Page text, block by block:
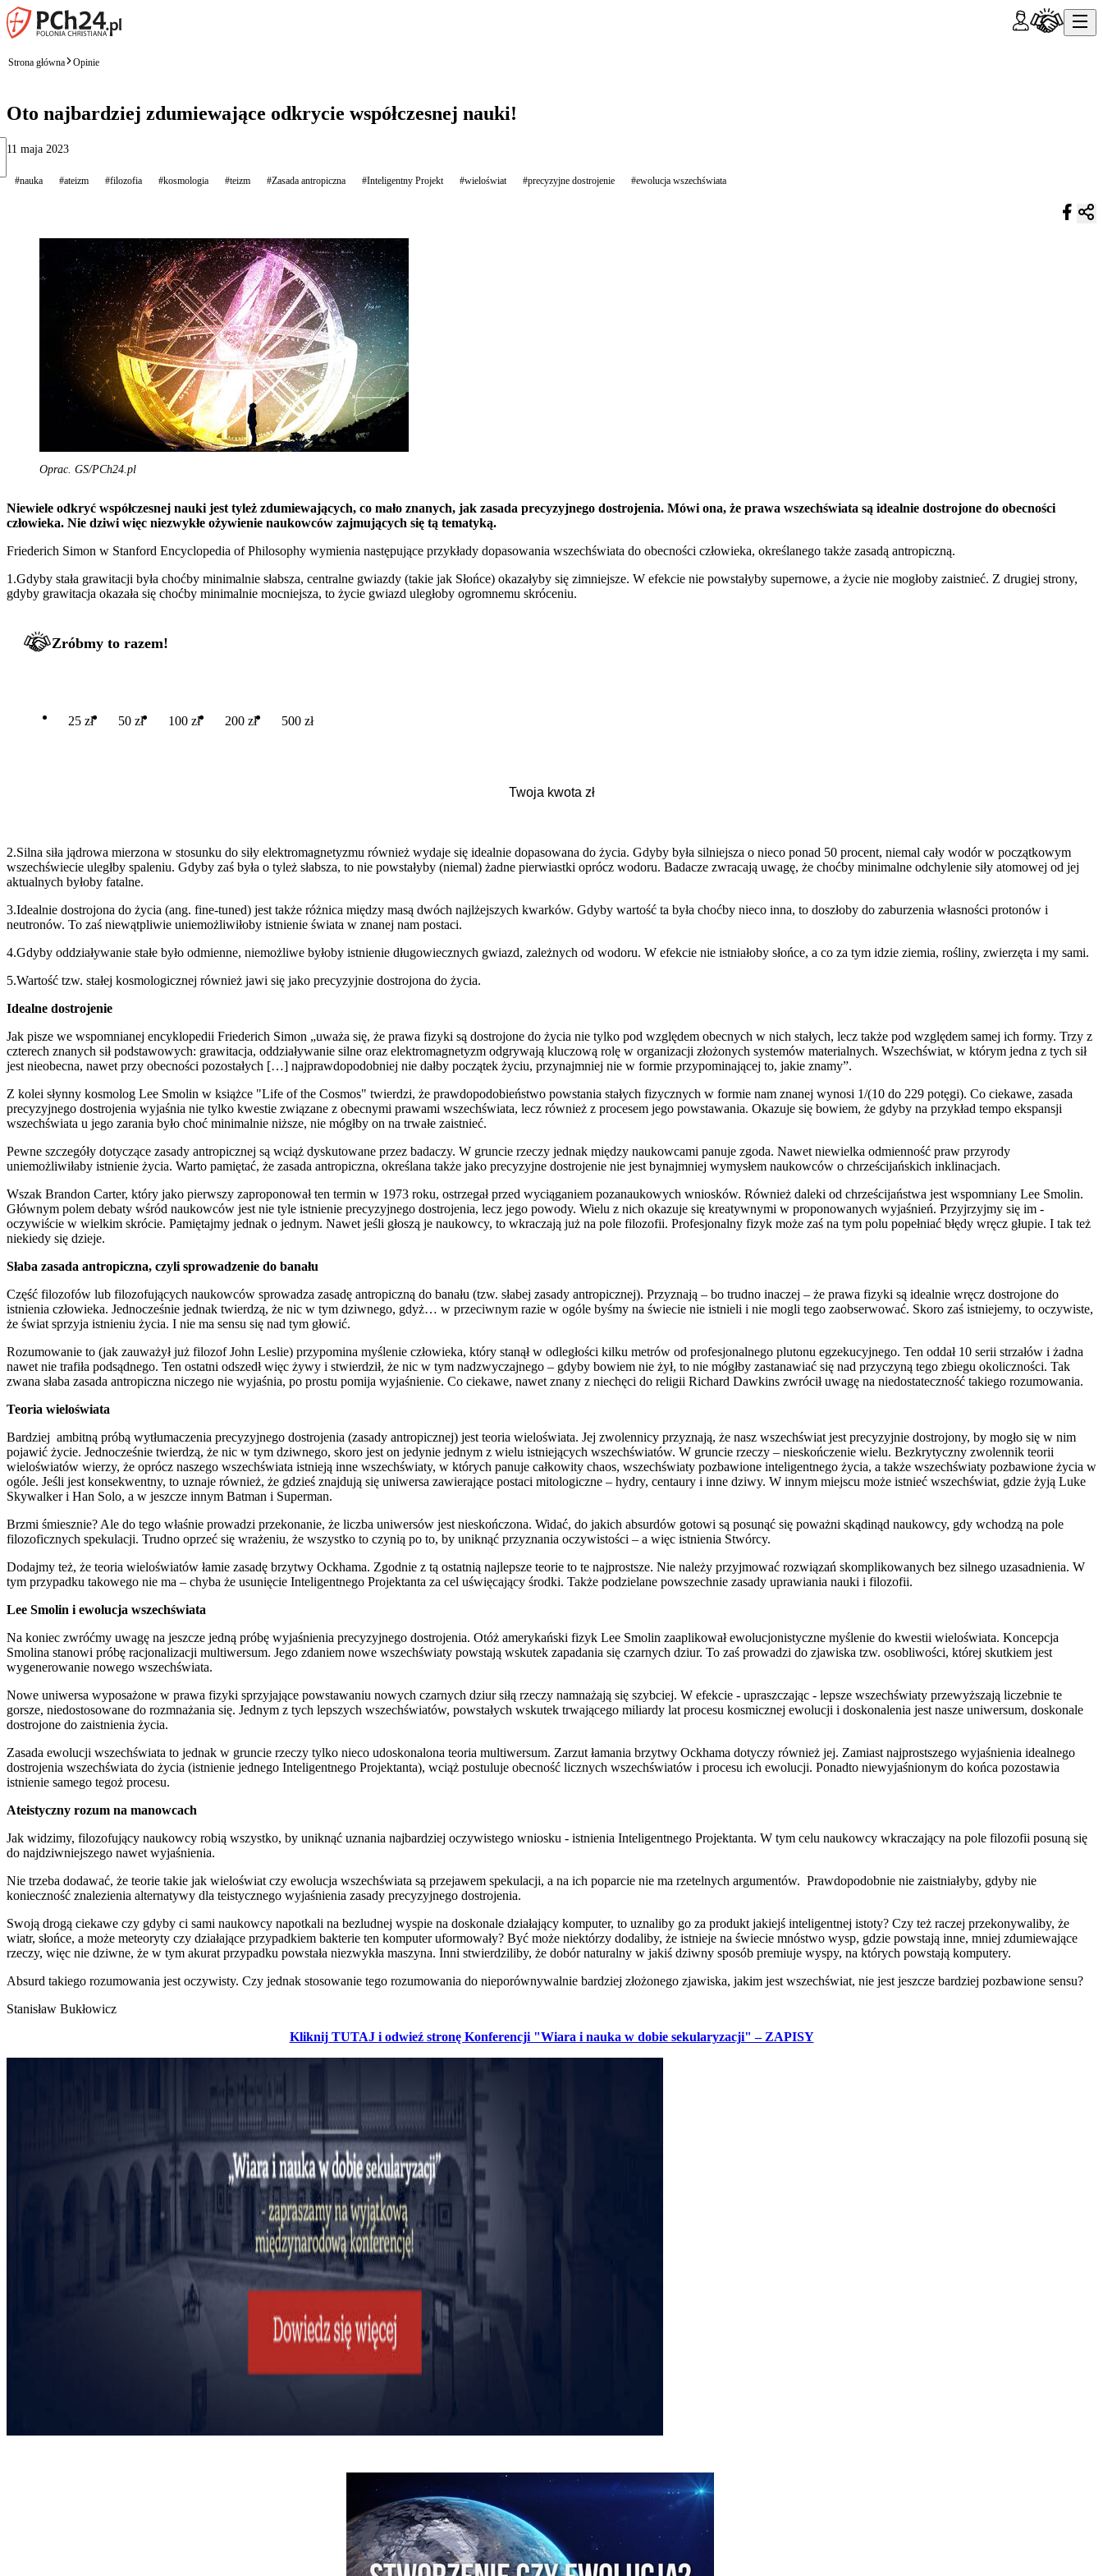
Strona główna Opinie
Oto najbardziej zdumiewające odkrycie współczesnej nauki!
11 maja 2023
#nauka #ateizm #filozofia #kosmologia #teizm #Zasada antropiczna #Inteligentny Projekt #wieloświat #precyzyjne dostrojenie #ewolucja wszechświata
Oprac. GS/PCh24.pl
Niewiele odkryć współczesnej nauki jest tyleż zdumiewających, co mało znanych, jak zasada precyzyjnego dostrojenia. Mówi ona, że prawa wszechświata są idealnie dostrojone do obecności
człowieka. Nie dziwi więc niezwykłe ożywienie naukowców zajmujących się tą tematyką.
Friederich Simon w Stanford Encyclopedia of Philosophy wymienia następujące przykłady dopasowania wszechświata do obecności człowieka, określanego także zasadą antropiczną.
1.Gdyby stała grawitacji była choćby minimalnie słabsza, centralne gwiazdy (takie jak Słońce) okazałyby się zimniejsze. W efekcie nie powstałyby supernowe, a życie nie mogłoby zaistnieć. Z drugiej strony,
gdyby grawitacja okazała się choćby minimalnie mocniejsza, to życie gwiazd uległoby ogromnemu skróceniu.
Zróbmy to razem!
25 zł 50 zł 100 zł 200 zł 500 zł
2.Silna siła jądrowa mierzona w stosunku do siły elektromagnetyzmu również wydaje się idealnie dopasowana do życia. Gdyby była silniejsza o nieco ponad 50 procent, niemal cały wodór w początkowym
wszechświecie uległby spaleniu. Gdyby zaś była o tyleż słabsza, to nie powstałyby (niemal) żadne pierwiastki oprócz wodoru. Badacze zwracają uwagę, że choćby minimalne odchylenie siły atomowej od jej
aktualnych byłoby fatalne.
3.Idealnie dostrojona do życia (ang. fine-tuned) jest także różnica między masą dwóch najlżejszych kwarków. Gdyby wartość ta była choćby nieco inna, to doszłoby do zaburzenia własności protonów i
neutronów. To zaś niewątpliwie uniemożliwiłoby istnienie świata w znanej nam postaci.
4.Gdyby oddziaływanie stałe było odmienne, niemożliwe byłoby istnienie długowiecznych gwiazd, zależnych od wodoru. W efekcie nie istniałoby słońce, a co za tym idzie ziemia, rośliny, zwierzęta i my sami.
5.Wartość tzw. stałej kosmologicznej również jawi się jako precyzyjnie dostrojona do życia.
Idealne dostrojenie
Jak pisze we wspomnianej encyklopedii Friederich Simon „uważa się, że prawa fizyki są dostrojone do życia nie tylko pod względem obecnych w nich stałych, lecz także pod względem samej ich formy. Trzy z
czterech znanych sił podstawowych: grawitacja, oddziaływanie silne oraz elektromagnetyzm odgrywają kluczową rolę w organizacji złożonych systemów materialnych. Wszechświat, w którym jedna z tych sił
jest nieobecna, nawet przy obecności pozostałych […] najprawdopodobniej nie dałby początek życiu, przynajmniej nie w formie przypominającej to, jakie znamy”.
Z kolei słynny kosmolog Lee Smolin w książce "Life of the Cosmos" twierdzi, że prawdopodobieństwo powstania stałych fizycznych w formie nam znanej wynosi 1/(10 do 229 potęgi). Co ciekawe, zasada
precyzyjnego dostrojenia wyjaśnia nie tylko kwestie związane z obecnymi prawami wszechświata, lecz również z procesem jego powstawania. Okazuje się bowiem, że gdyby na przykład tempo ekspansji
wszechświata u jego zarania było choć minimalnie niższe, nie mógłby on na trwałe zaistnieć.
Pewne szczegóły dotyczące zasady antropicznej są wciąż dyskutowane przez badaczy. W gruncie rzeczy jednak między naukowcami panuje zgoda. Nawet niewielka odmienność praw przyrody
uniemożliwiłaby istnienie życia. Warto pamiętać, że zasada antropiczna, określana także jako precyzyjne dostrojenie nie jest bynajmniej wymysłem naukowców o chrześcijańskich inklinacjach.
Wszak Brandon Carter, który jako pierwszy zaproponował ten termin w 1973 roku, ostrzegał przed wyciąganiem pozanaukowych wniosków. Również daleki od chrześcijaństwa jest wspomniany Lee Smolin.
Głównym polem debaty wśród naukowców jest nie tyle istnienie precyzyjnego dostrojenia, lecz jego powody. Wielu z nich okazuje się kreatywnymi w proponowanych wyjaśnień. Przyjrzyjmy się im -
oczywiście w wielkim skrócie. Pamiętajmy jednak o jednym. Nawet jeśli głoszą je naukowcy, to wkraczają już na pole filozofii. Profesjonalny fizyk może zaś na tym polu popełniać błędy wręcz głupie. I tak też
niekiedy się dzieje.
Słaba zasada antropiczna, czyli sprowadzenie do banału
Część filozofów lub filozofujących naukowców sprowadza zasadę antropiczną do banału (tzw. słabej zasady antropicznej). Przyznają – bo trudno inaczej – że prawa fizyki są idealnie wręcz dostrojone do
istnienia człowieka. Jednocześnie jednak twierdzą, że nic w tym dziwnego, gdyż… w przeciwnym razie w ogóle byśmy na świecie nie istnieli i nie mogli tego zaobserwować. Skoro zaś istniejemy, to oczywiste,
że świat sprzyja istnieniu życia. I nie ma sensu się nad tym głowić.
Rozumowanie to (jak zauważył już filozof John Leslie) przypomina myślenie człowieka, który stanął w odległości kilku metrów od profesjonalnego plutonu egzekucyjnego. Ten oddał 10 serii strzałów i żadna
nawet nie trafiła podsądnego. Ten ostatni odszedł więc żywy i stwierdził, że nic w tym nadzwyczajnego – gdyby bowiem nie żył, to nie mógłby zastanawiać się nad przyczyną tego zbiegu okoliczności. Tak
zwana słaba zasada antropiczna niczego nie wyjaśnia, po prostu pomija wyjaśnienie. Co ciekawe, nawet znany z niechęci do religii Richard Dawkins zwrócił uwagę na niedostateczność takiego rozumowania.
Teoria wieloświata
Bardziej ambitną próbą wytłumaczenia precyzyjnego dostrojenia (zasady antropicznej) jest teoria wieloświata. Jej zwolennicy przyznają, że nasz wszechświat jest precyzyjnie dostrojony, by mogło się w nim
pojawić życie. Jednocześnie twierdzą, że nic w tym dziwnego, skoro jest on jedynie jednym z wielu istniejących wszechświatów. W gruncie rzeczy – nieskończenie wielu. Bezkrytyczny zwolennik teorii
wieloświatów wierzy, że oprócz naszego wszechświata istnieją inne wszechświaty, w których panuje całkowity chaos, wszechświaty pozbawione inteligentnego życia, a także wszechświaty pozbawione życia w
ogóle. Jeśli jest konsekwentny, to uznaje również, że gdzieś znajdują się uniwersa zawierające postaci mitologiczne – hydry, centaury i inne dziwy. W innym miejscu może istnieć wszechświat, gdzie żyją Luke
Skywalker i Han Solo, a w jeszcze innym Batman i Superman.
Brzmi śmiesznie? Ale do tego właśnie prowadzi przekonanie, że liczba uniwersów jest nieskończona. Widać, do jakich absurdów gotowi są posunąć się poważni skądinąd naukowcy, gdy wchodzą na pole
filozoficznych spekulacji. Trudno oprzeć się wrażeniu, że wszystko to czynią po to, by uniknąć przyznania oczywistości – a więc istnienia Stwórcy.
Dodajmy też, że teoria wieloświatów łamie zasadę brzytwy Ockhama. Zgodnie z tą ostatnią najlepsze teorie to te najprostsze. Nie należy przyjmować rozwiązań skomplikowanych bez silnego uzasadnienia. W
tym przypadku takowego nie ma – chyba że usunięcie Inteligentnego Projektanta za cel uświęcający środki. Także podzielane powszechnie zasady uprawiania nauki i filozofii.
Lee Smolin i ewolucja wszechświata
Na koniec zwróćmy uwagę na jeszcze jedną próbę wyjaśnienia precyzyjnego dostrojenia. Otóż amerykański fizyk Lee Smolin zaaplikował ewolucjonistyczne myślenie do kwestii wieloświata. Koncepcja
Smolina stanowi próbę racjonalizacji multiwersum. Jego zdaniem nowe wszechświaty powstają wskutek zapadania się czarnych dziur. To zaś prowadzi do zjawiska tzw. osobliwości, której skutkiem jest
wygenerowanie nowego wszechświata.
Nowe uniwersa wyposażone w prawa fizyki sprzyjające powstawaniu nowych czarnych dziur siłą rzeczy namnażają się szybciej. W efekcie - upraszczając - lepsze wszechświaty przewyższają liczebnie te
gorsze, niedostosowane do rozmnażania się. Jednym z tych lepszych wszechświatów, powstałych wskutek trwającego miliardy lat procesu kosmicznej ewolucji i doskonalenia jest nasze uniwersum, doskonale
dostrojone do zaistnienia życia.
Zasada ewolucji wszechświata to jednak w gruncie rzeczy tylko nieco udoskonalona teoria multiwersum. Zarzut łamania brzytwy Ockhama dotyczy również jej. Zamiast najprostszego wyjaśnienia idealnego
dostrojenia wszechświata do życia (istnienie jednego Inteligentnego Projektanta), wciąż postuluje obecność licznych wszechświatów i procesu ich ewolucji. Ponadto niewyjaśnionym do końca pozostawia
istnienie samego tegoż procesu.
Ateistyczny rozum na manowcach
Jak widzimy, filozofujący naukowcy robią wszystko, by uniknąć uznania najbardziej oczywistego wniosku - istnienia Inteligentnego Projektanta. W tym celu naukowcy wkraczający na pole filozofii posuną się
do najdziwniejszego nawet wyjaśnienia.
Nie trzeba dodawać, że teorie takie jak wieloświat czy ewolucja wszechświata są przejawem spekulacji, a na ich poparcie nie ma rzetelnych argumentów. Prawdopodobnie nie zaistniałyby, gdyby nie
konieczność znalezienia alternatywy dla teistycznego wyjaśnienia zasady precyzyjnego dostrojenia.
Swoją drogą ciekawe czy gdyby ci sami naukowcy napotkali na bezludnej wyspie na doskonale działający komputer, to uznaliby go za produkt jakiejś inteligentnej istoty? Czy też raczej przekonywaliby, że
wiatr, słońce, a może meteoryty czy działające przypadkiem bakterie ten komputer uformowały? Być może niektórzy dodaliby, że istnieje na świecie mnóstwo wysp, gdzie powstają inne, mniej zdumiewające
rzeczy, więc nie dziwne, że w tym akurat przypadku powstała niezwykła maszyna. Inni stwierdziliby, że dobór naturalny w jakiś dziwny sposób premiuje wyspy, na których powstają komputery.
Absurd takiego rozumowania jest oczywisty. Czy jednak stosowanie tego rozumowania do nieporównywalnie bardziej złożonego zjawiska, jakim jest wszechświat, nie jest jeszcze bardziej pozbawione sensu?
Stanisław Bukłowicz
Kliknij TUTAJ i odwieź stronę Konferencji "Wiara i nauka w dobie sekularyzacji" – ZAPISY